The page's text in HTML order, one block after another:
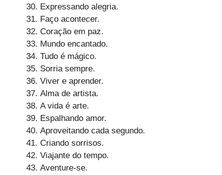
Expressando alegria.
Faço acontecer.
Coração em paz.
Mundo encantado.
Tudo é mágico.
Sorria sempre.
Viver e aprender.
Alma de artista.
A vida é arte.
Espalhando amor.
Aproveitando cada segundo.
Criando sorrisos.
Viajante do tempo.
Aventure-se.